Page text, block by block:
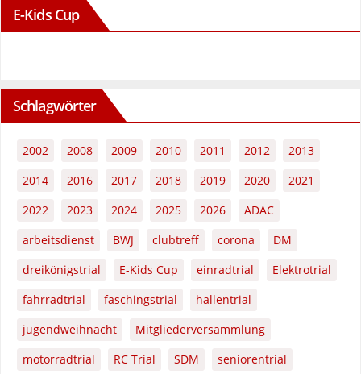
E-Kids Cup
Schlagwörter
2002 2008 2009 2010 2011 2012
2013
2014
2016 2017 2018 2019 2020
2021
2022
2023 2024 2025 2026
ADAC
arbeitsdienst
BWJ clubtreff corona
DM
dreikönigstrial
E-Kids Cup einradtrial
Elektrotrial
fahrradtrial
faschingstrial
hallentrial
jugendweihnacht
Mitgliederversammlung
motorradtrial
RC Trial SDM
seniorentrial